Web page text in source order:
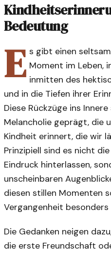
Bedeutung
E s gibt einen
Moment im Leben,
inmitten des
und in die Tiefen ihrer
Diese Rückzüge ins
Melancholie geprägt, die
Kindheit erinnert, die wir
Prinzipiell sind es nicht
Eindruck hinterlassen,
unscheinbaren
diesen stillen Momenten
Vergangenheit besonders
Die Gedanken neigen
die erste Freundschaft